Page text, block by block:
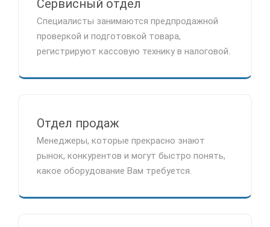
Сервисный отдел
Специалисты занимаются предпродажной
проверкой и подготовкой товара,
регистрируют кассовую технику в налоговой.
Отдел продаж
Менеджеры, которые прекрасно знают
рынок, конкурентов и могут быстро понять,
какое оборудование Вам требуется.